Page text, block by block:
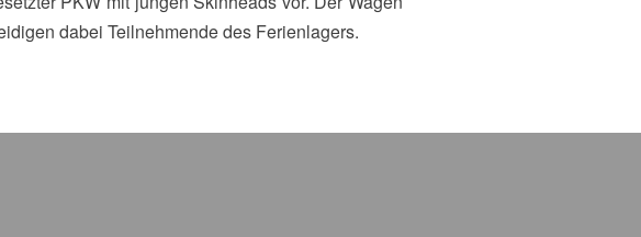
dabei Teilnehmende des Ferienlagers.